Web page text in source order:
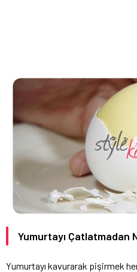
Yumurtayı Çatlatmadan
Yumurtayı kavurarak pişirmek